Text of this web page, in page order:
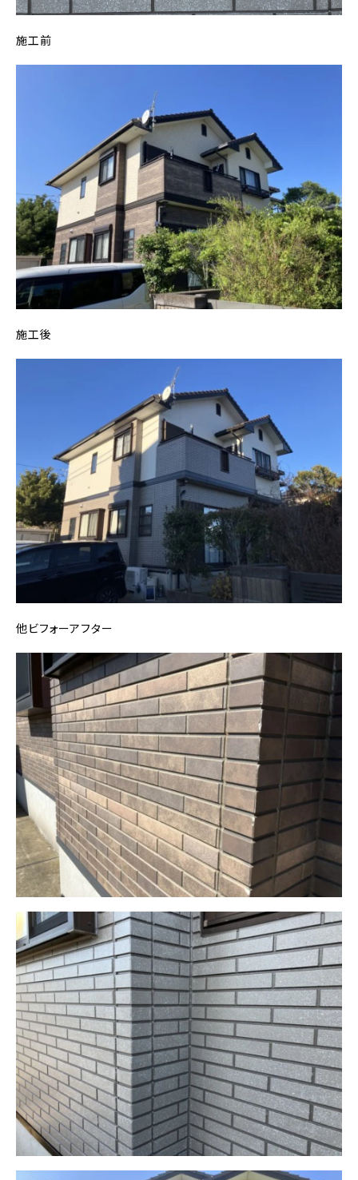
施工前
施工後
他ビフォーアフター